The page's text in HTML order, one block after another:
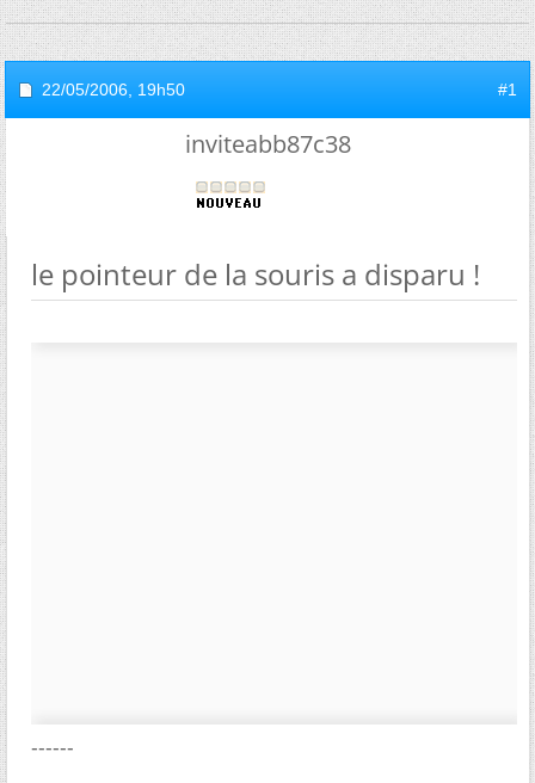
22/05/2006, 19h50 #1
inviteabb87c38
le pointeur de la souris a disparu !
------